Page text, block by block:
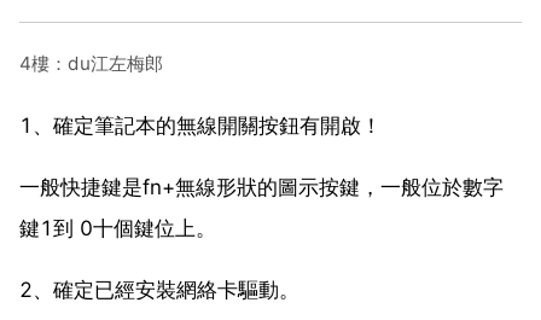
4樓：du江左梅郎
1、確定筆記本的無線開關按鈕有開啟！
一般快捷鍵是fn+無線形狀的圖示按鍵，一般位於數字
鍵1到 0十個鍵位上。
2、確定已經安裝網絡卡驅動。